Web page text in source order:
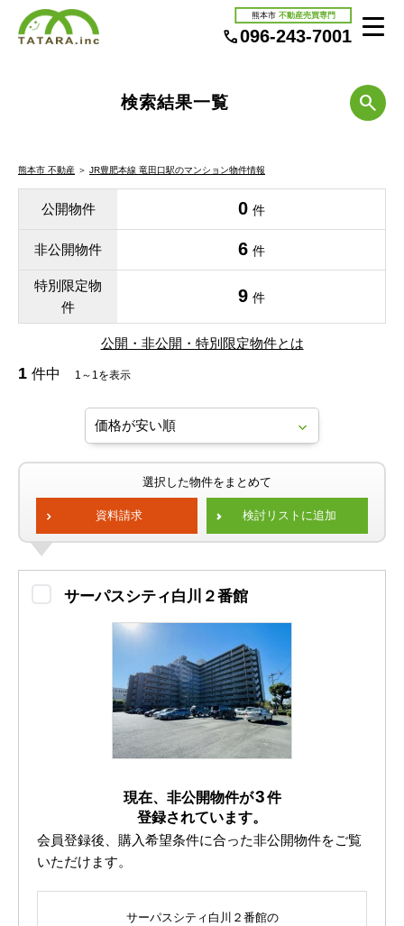
熊本市 不動産売買専門
096-243-7001
検索結果一覧
熊本市 不動産 ＞ JR豊肥本線 竜田口駅のマンション物件情報
公開物件 0 件
非公開物件 6 件
特別限定物
件
9 件
公開・非公開・特別限定物件とは
1 件中 1～1を表示
選択した物件をまとめて
資料請求 検討リストに追加
サーパスシティ白川２番館
現在、非公開物件が3件
登録されています。
会員登録後、購入希望条件に合った非公開物件をご覧
いただけます。
サーパスシティ白川２番館の